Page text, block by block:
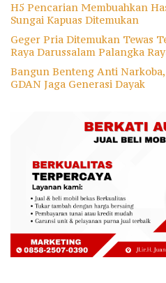
H5 Pencarian Membuahkan
Sungai Kapuas Ditemukan
Geger Pria Ditemukan Tewas
Raya Darussalam Palangka
Bangun Benteng Anti
GDAN Jaga Generasi Dayak